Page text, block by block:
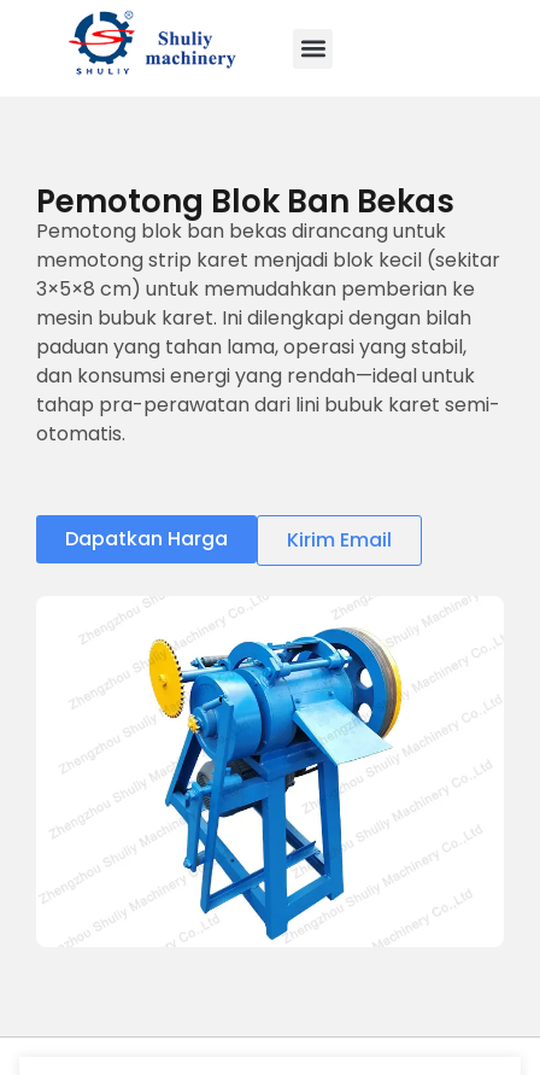
Pemotong Blok Ban Bekas
Pemotong blok ban bekas dirancang untuk
memotong strip karet menjadi blok kecil (sekitar
3×5×8 cm) untuk memudahkan pemberian ke
mesin bubuk karet. Ini dilengkapi dengan bilah
paduan yang tahan lama, operasi yang stabil,
dan konsumsi energi yang rendah—ideal untuk
tahap pra-perawatan dari lini bubuk karet semi-
otomatis.
Dapatkan Harga Kirim Email